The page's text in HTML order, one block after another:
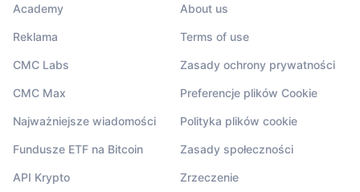
Academy
Reklama
CMC Labs
CMC Max
Najważniejsze wiadomości
Fundusze ETF na Bitcoin
API Krypto
About us
Terms of use
Zasady ochrony prywatności
Preferencje plików Cookie
Polityka plików cookie
Zasady społeczności
Zrzeczenie